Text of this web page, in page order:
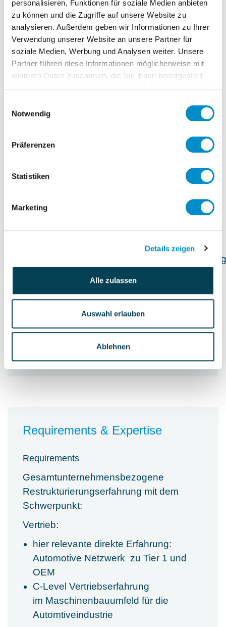
personalisieren, Funktionen für soziale Medien anbieten
zu können und die Zugriffe auf unsere Website zu
analysieren. Außerdem geben wir Informationen zu Ihrer
Verwendung unserer Website an unsere Partner für
soziale Medien, Werbung und Analysen weiter. Unsere
Partner führen diese Informationen möglicherweise mit
weiteren Daten zusammen, die Sie ihnen bereitgestellt
Notwendig
Präferenzen
Statistiken
Marketing
Details zeigen
Alle zulassen
Auswahl erlauben
Ablehnen
Vertrieb:
Umsetzung von Vertriebsinitiativen
Entwicklung von Vertriebsstrategien –
Sparringspartner für den neuen Head
Cross-Selling Potenziale identifizieren
und umsetzen
Produktgruppen und Standorte
PMO Know-how/ Tracking
Mitarbeiterabbau/
Personnel accountability
Requirements & Expertise
Requirements
Gesamtunternehmensbezogene
Restrukturierungserfahrung mit dem
Schwerpunkt:
Vertrieb:
hier relevante direkte Erfahrung:
Automotive Netzwerk zu Tier 1 und
OEM
C-Level Vertriebserfahrung
im Maschinenbauumfeld für die
Automtiveindustrie